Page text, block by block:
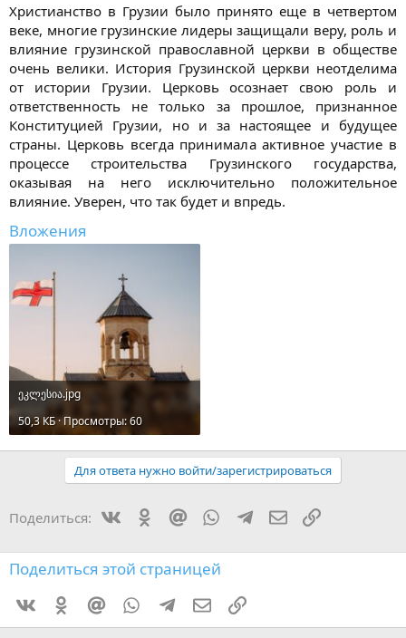
Христианство в Грузии было принято еще в четвертом
веке, многие грузинские лидеры защищали веру, роль и
влияние грузинской православной церкви в обществе
очень велики. История Грузинской церкви неотделима
от истории Грузии. Церковь осознает свою роль и
ответственность не только за прошлое, признанное
Конституцией Грузии, но и за настоящее и будущее
страны. Церковь всегда принимала активное участие в
процессе строительства Грузинского государства,
оказывая на него исключительно положительное
влияние. Уверен, что так будет и впредь.​
Вложения
ეკლესია.jpg
50,3 КБ · Просмотры: 60
Для ответа нужно войти/зарегистрироваться
Поделиться: VkontakteOdnoklassniki
Mail.ruWhatsAppTelegram
Электронная
Ссылка
Поделиться этой страницей
VkontakteOdnoklassniki
Mail.ruWhatsAppTelegramЭлектронная почта
Ссылка